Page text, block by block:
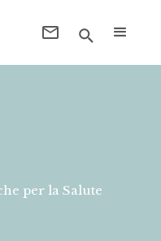
per la Salute